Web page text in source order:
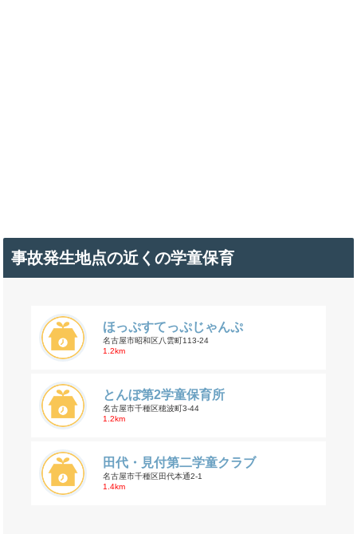
事故発生地点の近くの学童保育
ほっぷすてっぷじゃんぷ
名古屋市昭和区八雲町113-24
1.2km
とんぼ第2学童保育所
名古屋市千種区穂波町3-44
1.2km
田代・見付第二学童クラブ
名古屋市千種区田代本通2-1
1.4km